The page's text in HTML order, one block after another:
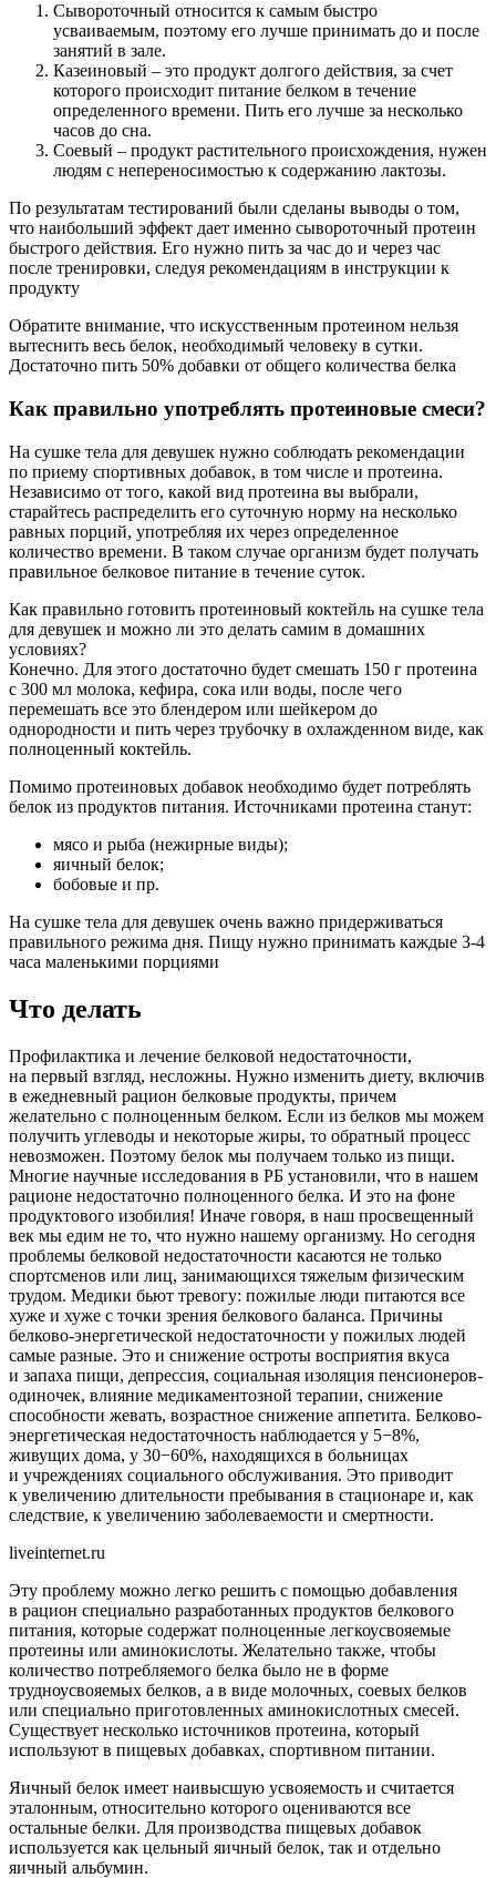
Сывороточный относится к самым быстро
усваиваемым, поэтому его лучше принимать до и после
занятий в зале.
Казеиновый – это продукт долгого действия, за счет
которого происходит питание белком в течение
определенного времени. Пить его лучше за несколько
часов до сна.
Соевый – продукт растительного происхождения, нужен
людям с непереносимостью к содержанию лактозы.
По результатам тестирований были сделаны выводы о том,
что наибольший эффект дает именно сывороточный протеин
быстрого действия. Его нужно пить за час до и через час
после тренировки, следуя рекомендациям в инструкции к
продукту
Обратите внимание, что искусственным протеином нельзя
вытеснить весь белок, необходимый человеку в сутки.
Достаточно пить 50% добавки от общего количества белка
Как правильно употреблять протеиновые смеси?
На сушке тела для девушек нужно соблюдать рекомендации
по приему спортивных добавок, в том числе и протеина.
Независимо от того, какой вид протеина вы выбрали,
старайтесь распределить его суточную норму на несколько
равных порций, употребляя их через определенное
количество времени. В таком случае организм будет получать
правильное белковое питание в течение суток.
Как правильно готовить протеиновый коктейль на сушке тела
для девушек и можно ли это делать самим в домашних
условиях?
Конечно. Для этого достаточно будет смешать 150 г протеина
с 300 мл молока, кефира, сока или воды, после чего
перемешать все это блендером или шейкером до
однородности и пить через трубочку в охлажденном виде, как
полноценный коктейль.
Помимо протеиновых добавок необходимо будет потреблять
белок из продуктов питания. Источниками протеина станут:
мясо и рыба (нежирные виды);
яичный белок;
бобовые и пр.
На сушке тела для девушек очень важно придерживаться
правильного режима дня. Пищу нужно принимать каждые 3-4
часа маленькими порциями
Что делать
Профилактика и лечение белковой недостаточности,
на первый взгляд, несложны. Нужно изменить диету, включив
в ежедневный рацион белковые продукты, причем
желательно с полноценным белком. Если из белков мы можем
получить углеводы и некоторые жиры, то обратный процесс
невозможен. Поэтому белок мы получаем только из пищи.
Многие научные исследования в РБ установили, что в нашем
рационе недостаточно полноценного белка. И это на фоне
продуктового изобилия! Иначе говоря, в наш просвещенный
век мы едим не то, что нужно нашему организму. Но сегодня
проблемы белковой недостаточности касаются не только
спортсменов или лиц, занимающихся тяжелым физическим
трудом. Медики бьют тревогу: пожилые люди питаются все
хуже и хуже с точки зрения белкового баланса. Причины
белково-энергетической недостаточности у пожилых людей
самые разные. Это и снижение остроты восприятия вкуса
и запаха пищи, депрессия, социальная изоляция пенсионеров-
одиночек, влияние медикаментозной терапии, снижение
способности жевать, возрастное снижение аппетита. Белково-
энергетическая недостаточность наблюдается у 5−8%,
живущих дома, у 30−60%, находящихся в больницах
и учреждениях социального обслуживания. Это приводит
к увеличению длительности пребывания в стационаре и, как
следствие, к увеличению заболеваемости и смертности.
liveinternet.ru
Эту проблему можно легко решить с помощью добавления
в рацион специально разработанных продуктов белкового
питания, которые содержат полноценные легкоусвояемые
протеины или аминокислоты. Желательно также, чтобы
количество потребляемого белка было не в форме
трудноусвояемых белков, а в виде молочных, соевых белков
или специально приготовленных аминокислотных смесей.
Существует несколько источников протеина, который
используют в пищевых добавках, спортивном питании.
Яичный белок имеет наивысшую усвояемость и считается
эталонным, относительно которого оцениваются все
остальные белки. Для производства пищевых добавок
используется как цельный яичный белок, так и отдельно
яичный альбумин.